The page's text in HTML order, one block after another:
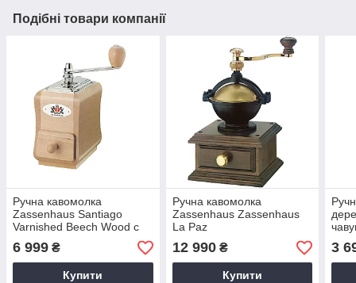
Подібні товари компанії
Ручна кавомолка
Zassenhaus Santiago
Varnished Beech Wood c
дерев'яним ящиком у
вінтажному стилі з
сталевими жорнами
6 999 ₴
Купити
Ручна кавомолка
Zassenhaus Zassenhaus
La Paz
12 990₴
Купити
3